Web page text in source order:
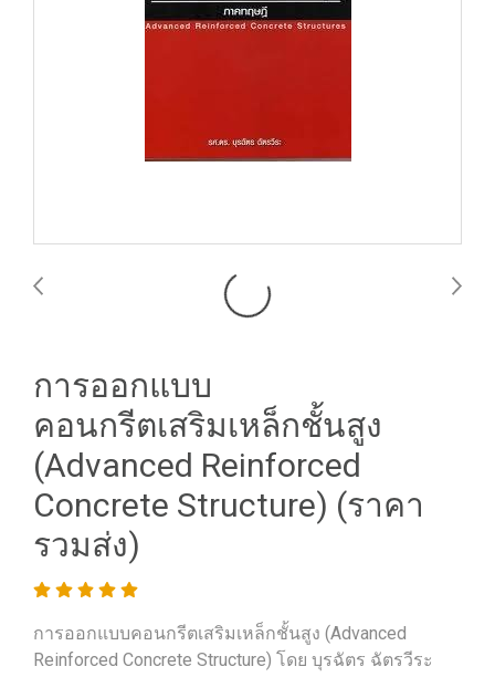
การออกแบบ
คอนกรีตเสริมเหล็กชั้นสูง
(Advanced Reinforced
Concrete Structure) (ราคา
รวมส่ง)
การออกแบบคอนกรีตเสริมเหล็กชั้นสูง (Advanced
Reinforced Concrete Structure) โดย บุรฉัตร ฉัตรวีระ